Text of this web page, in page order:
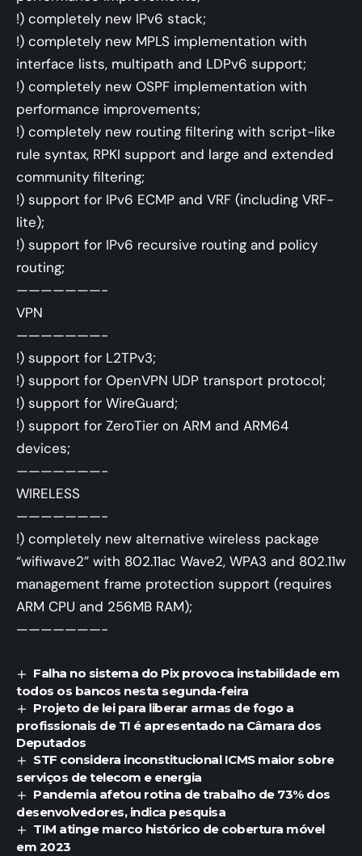
!) completely new IPv6 stack;
!) completely new MPLS implementation with
interface lists, multipath and LDPv6 support;
!) completely new OSPF implementation with
performance improvements;
!) completely new routing filtering with script-like
rule syntax, RPKI support and large and extended
community filtering;
!) support for IPv6 ECMP and VRF (including VRF-
lite);
!) support for IPv6 recursive routing and policy
routing;
———————-
VPN
———————-
!) support for L2TPv3;
!) support for OpenVPN UDP transport protocol;
!) support for WireGuard;
!) support for ZeroTier on ARM and ARM64
devices;
———————-
WIRELESS
———————-
!) completely new alternative wireless package
“wifiwave2” with 802.11ac Wave2, WPA3 and 802.11w
management frame protection support (requires
ARM CPU and 256MB RAM);
———————-
Falha no sistema do Pix provoca instabilidade em
todos os bancos nesta segunda-feira
Projeto de lei para liberar armas de fogo a
profissionais de TI é apresentado na Câmara dos
Deputados
STF considera inconstitucional ICMS maior sobre
serviços de telecom e energia
Pandemia afetou rotina de trabalho de 73% dos
desenvolvedores, indica pesquisa
TIM atinge marco histórico de cobertura móvel
em 2023